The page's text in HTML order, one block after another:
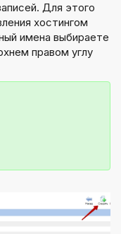
Для этого
хостингом
имена выбираете
правом углу